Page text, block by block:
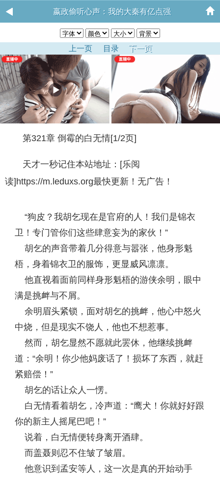
嬴政偷听心声：我的大秦有亿点强
上一页 目录 下一页
第321章 倒霉的白无情[1/2页]
天才一秒记住本站地址：[乐阅
读]https://m.leduxs.org最快更新！无广告！
“狗皮？我胡乞现在是官府的人！我们是锦衣
卫！专门管你们这些肆意妄为的家伙！”
胡乞的声音带着几分得意与嚣张，他身形魁
梧，身着锦衣卫的服饰，更显威风凛凛。
他直视着面前同样身形魁梧的游侠余明，眼中
满是挑衅与不屑。
余明眉头紧锁，面对胡乞的挑衅，他心中怒火
中烧，但是现实不饶人，他也不想惹事。
然而，胡乞显然不愿就此罢休，他继续挑衅
道：“余明！你少他妈废话了！损坏了东西，就赶
紧赔偿！”
胡乞的话让众人一愣。
白无情看着胡乞，冷声道：“鹰犬！你就好好跟
你的新主人摇尾巴吧！”
说着，白无情便转身离开酒肆。
而盖聂则忍不住皱了皱眉。
他意识到孟安等人，这一次是真的开始动手